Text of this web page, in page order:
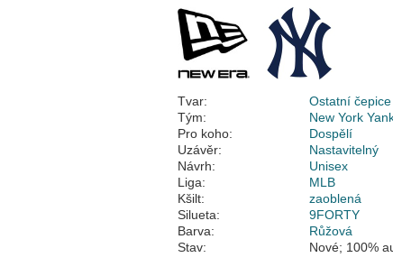
Tvar:
Ostatní čepice
Tým:
New York
Pro koho:
Dospělí
Uzávěr:
Nastavitelný
Návrh:
Unisex
Liga:
MLB
Kšilt:
zaoblená
Silueta:
9FORTY
Barva:
Růžová
Stav:
Nové; 100%